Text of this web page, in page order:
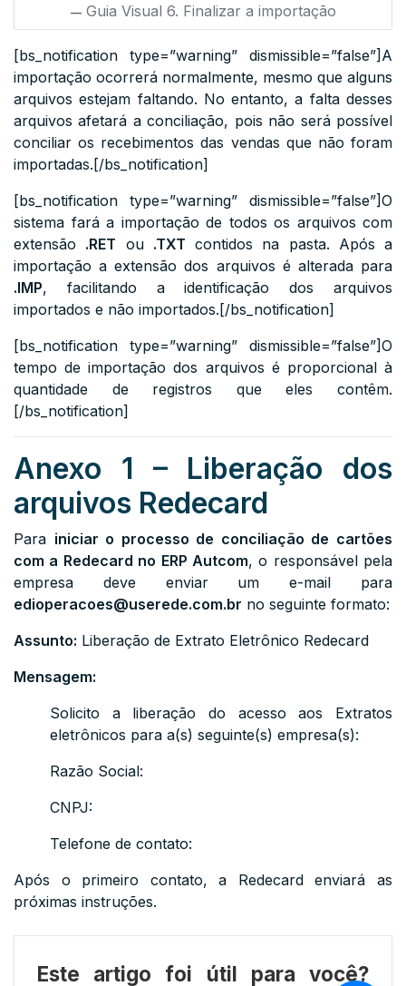
Guia Visual 6. Finalizar a importação
[bs_notification type=”warning” dismissible=”false”]A
importação ocorrerá normalmente, mesmo que alguns
arquivos estejam faltando. No entanto, a falta desses
arquivos afetará a conciliação, pois não será possível
conciliar os recebimentos das vendas que não foram
importadas.[/bs_notification]
[bs_notification type=”warning” dismissible=”false”]O
sistema fará a importação de todos os arquivos com
extensão .RET ou .TXT contidos na pasta. Após a
importação a extensão dos arquivos é alterada para
.IMP, facilitando a identificação dos arquivos
importados e não importados.[/bs_notification]
[bs_notification type=”warning” dismissible=”false”]O
tempo de importação dos arquivos é proporcional à
quantidade de registros que eles contêm.
[/bs_notification]
Anexo 1 – Liberação dos
arquivos Redecard
Para iniciar o processo de conciliação de cartões
com a Redecard no ERP Autcom, o responsável pela
empresa deve enviar um e-mail para
edioperacoes@userede.com.br no seguinte formato:
Assunto: Liberação de Extrato Eletrônico Redecard
Mensagem:
Solicito a liberação do acesso aos Extratos
eletrônicos para a(s) seguinte(s) empresa(s):
Razão Social:
CNPJ:
Telefone de contato:
Após o primeiro contato, a Redecard enviará as
próximas instruções.
Este artigo foi útil para você?